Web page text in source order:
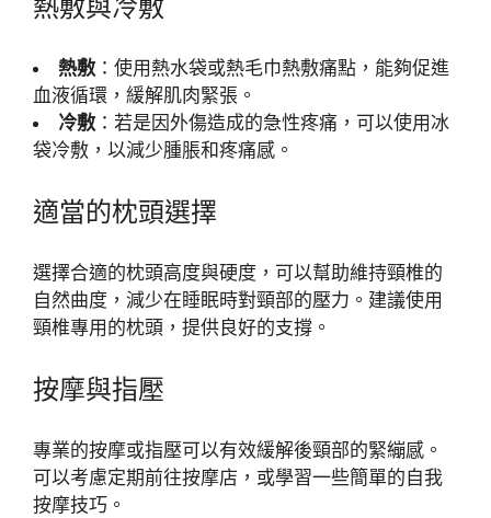
熱敷與冷敷
熱敷 ：使用熱水袋或熱毛巾熱敷痛點，能夠促進
血液循環，緩解肌肉緊張。
冷敷 ：若是因外傷造成的急性疼痛，可以使用冰
袋冷敷，以減少腫脹和疼痛感。
適當的枕頭選擇
選擇合適的枕頭高度與硬度，可以幫助維持頸椎的
自然曲度，減少在睡眠時對頸部的壓力。建議使用
頸椎專用的枕頭，提供良好的支撐。
按摩與指壓
專業的按摩或指壓可以有效緩解後頸部的緊繃感。
可以考慮定期前往按摩店，或學習一些簡單的自我
按摩技巧。